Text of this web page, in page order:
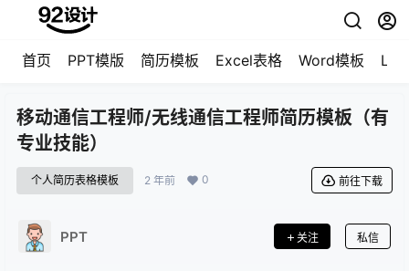
首页 PPT模版 简历模板 Excel表格 Word模板
移动通信工程师/无线通信工程师简历模板（有
专业技能）
个人简历表格模板 2 年前 0 前往下载
PPT 关注 私信